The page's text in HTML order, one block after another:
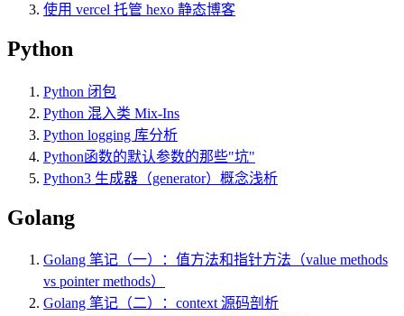
使用 vercel 托管 hexo 静态博客
Python
Python 闭包
Python 混入类 Mix-Ins
Python logging 库分析
Python函数的默认参数的那些"坑"
Python3 生成器（generator）概念浅析
Golang
Golang 笔记（一）：值方法和指针方法（value methods
vs pointer methods）
Golang 笔记（二）：context 源码剖析